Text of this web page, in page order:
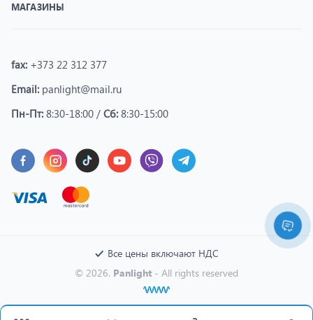
МАГАЗИНЫ
fax: +373 22 312 377
Email: panlight@mail.ru
Пн-Пт: 8:30-18:00 / Сб: 8:30-15:00
© 2026. Panlight - All rights reserved
Все цены включают НДС